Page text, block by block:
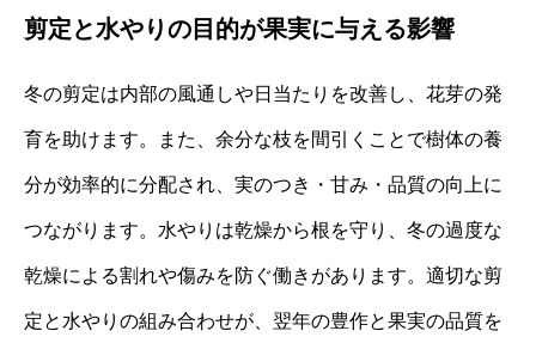
剪定と水やりの目的が果実に与える影響
冬の剪定は内部の風通しや日当たりを改善し、花芽の発
育を助けます。また、余分な枝を間引くことで樹体の養
分が効率的に分配され、実のつき・甘み・品質の向上に
つながります。水やりは乾燥から根を守り、冬の過度な
乾燥による割れや傷みを防ぐ働きがあります。適切な剪
定と水やりの組み合わせが、翌年の豊作と果実の品質を